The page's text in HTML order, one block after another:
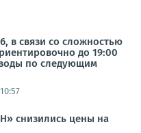
в связи со сложностью
до 19:00
по следующим
снизились цены на